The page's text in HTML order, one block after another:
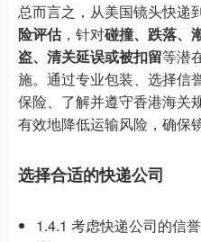
总而言之，从美国镜头快递
险评估，针对碰撞、跌落、
盗、清关延误或被扣留等潜
施。通过专业包装、选择信
保险、了解并遵守香港海关
有效地降低运输风险，确保
选择合适的快递公司
1.4.1 考虑快递公司的信